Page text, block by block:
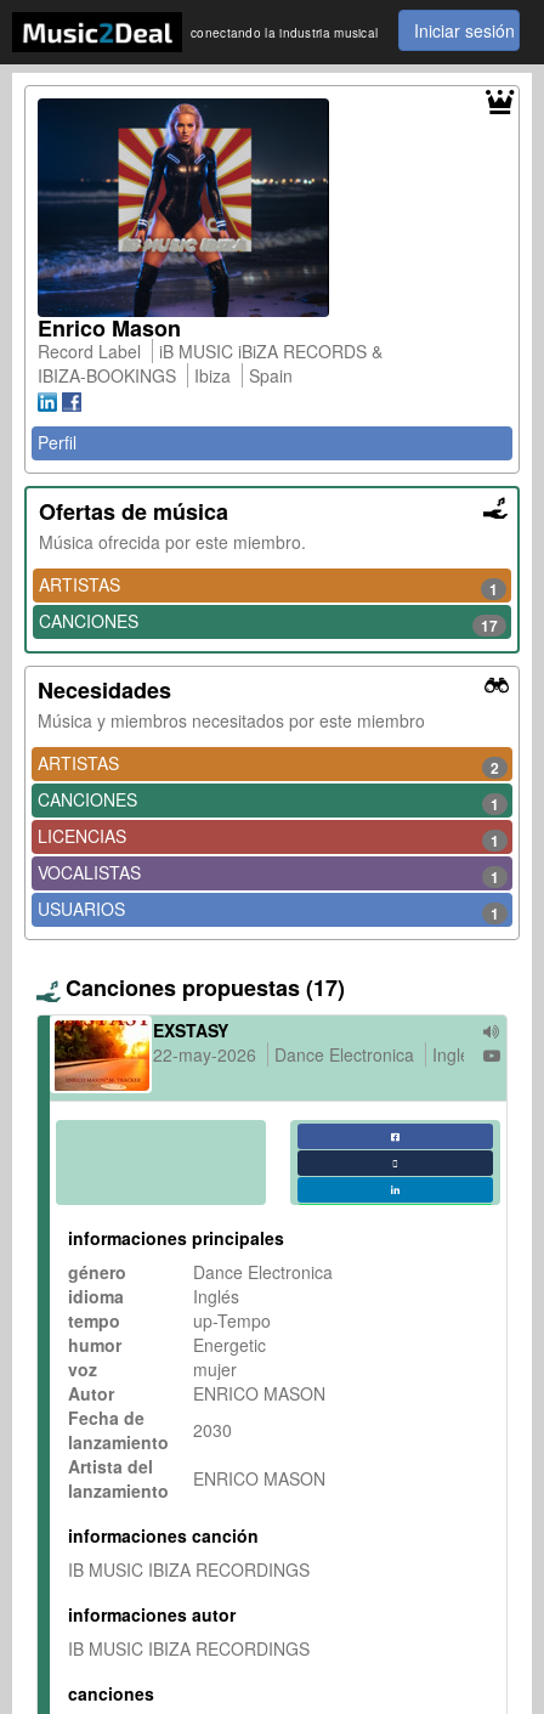
conectando la industria musical Iniciar sesión
Enrico Mason
Record Label
iB MUSIC iBiZA RECORDS &
IBIZA-BOOKINGS
Ibiza Spain
Perfil
Ofertas de música
Música ofrecida por este miembro.
ARTISTAS
1
CANCIONES 17
Necesidades
Música y miembros necesitados por este miembro
ARTISTAS
2
CANCIONES 1
LICENCIAS 1
VOCALISTAS 1
USUARIOS 1
Canciones propuestas (17)
EXSTASY
22-may-2026
Dance Electronica Inglés
informaciones principales
género
Dance Electronica
idioma
Inglés
tempo
up-Tempo
humor
Energetic
voz
mujer
Autor
ENRICO MASON
Fecha de
lanzamiento
2030
Artista del
lanzamiento
ENRICO MASON
informaciones canción
IB MUSIC IBIZA RECORDINGS
informaciones autor
IB MUSIC IBIZA RECORDINGS
canciones